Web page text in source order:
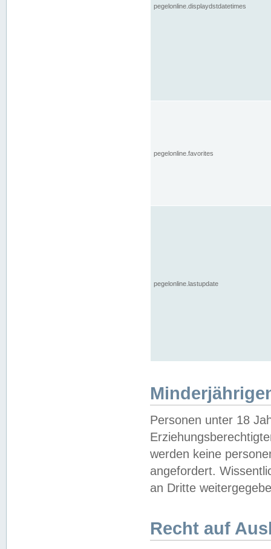
pegelonline.displaydstdatetimes
pegelonline.favorites
pegelonline.lastupdate
Personen unter 18
werden keine
angefordert.
an Dritte
Recht auf